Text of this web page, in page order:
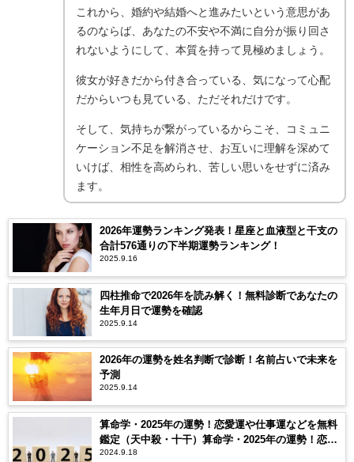
これから、婚約や結婚へと進みたいという意思があ
るのならば、あなたの不安や不満に自分が振り回さ
れないようにして、本質を持って見極めましょう。
彼女が好きだから付き合っている、気になって心配
だからいつも見ている、ただそれだけです。
そして、気持ちが繋がっているからこそ、コミュニ
ケーション不足を解消させ、お互いに理解を深めて
いけば、相性を高められ、苦しい思いをせずに済み
ます。
2026年運勢ランキング発表！星座と血液型と干支の
合計576通りの下半期運勢ランキング！
2025.9.16
四柱推命で2026年を読み解く！無料診断であなたの
生年月日で運勢を確認
2025.9.14
2026年の運勢を姓名判断で診断！名前占いで未来を
予測
2025.9.14
算命学・2025年の運勢！恋愛運や仕事運などを無料
鑑定（天中殺・十干）算命学・2025年の運勢！恋愛
運や仕事運などを無料鑑定（天中殺・十干）
2024.9.18